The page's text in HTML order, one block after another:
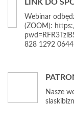
LINK DO
Webinar
(ZOOM):
828 1292
Nasze